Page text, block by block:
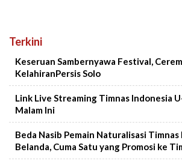
Terkini
Keseruan Sambernyawa Festival,
KelahiranPersis Solo
Link Live Streaming Timnas Indonesia
Malam Ini
Beda Nasib Pemain Naturalisasi
Belanda, Cuma Satu yang Promosi ke